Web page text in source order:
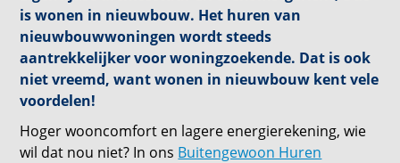
is wonen in nieuwbouw. Het huren van
nieuwbouwwoningen wordt steeds
aantrekkelijker voor woningzoekende. Dat is ook
niet vreemd, want wonen in nieuwbouw kent vele
voordelen!
Hoger wooncomfort en lagere energierekening, wie
wil dat nou niet? In ons Buitengewoon Huren